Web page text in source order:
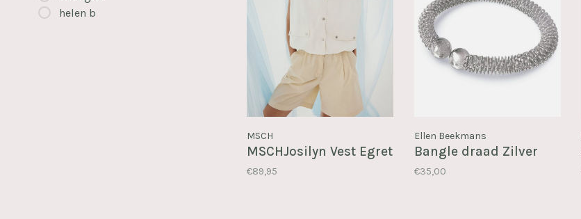
helen b
MSCH
MSCHJosilyn Vest Egret
€89,95
Ellen Beekmans
Bangle draad Zilver
€35,00